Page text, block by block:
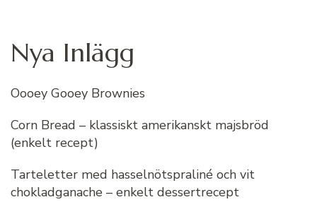
Nya Inlägg
Oooey Gooey Brownies
Corn Bread – klassiskt amerikanskt majsbröd
(enkelt recept)
Tarteletter med hasselnötspraliné och vit
chokladganache – enkelt dessertrecept